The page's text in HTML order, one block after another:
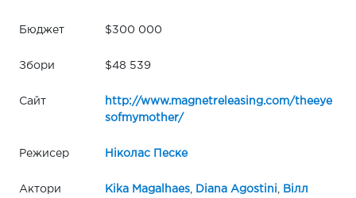
Бюджет $300 000
Збори $48 539
Сайт
http://www.magnetreleasing.com/theeye
sofmymother/
Режисер Ніколас Песке
Актори Kika Magalhaes, Diana Agostini
Вілл